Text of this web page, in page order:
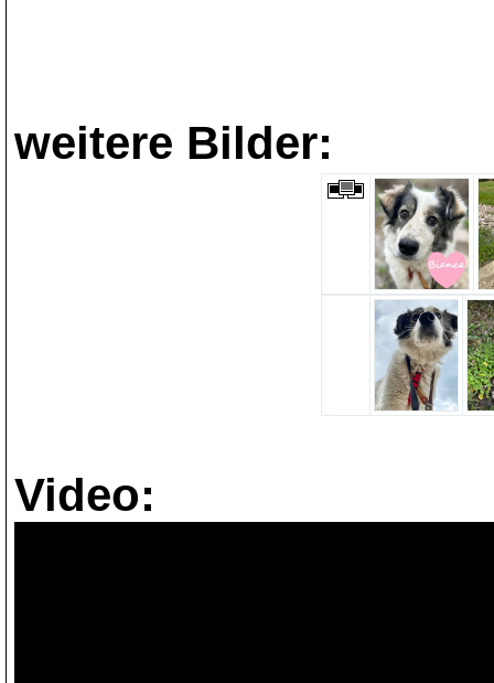
weitere Bilder:
Video: